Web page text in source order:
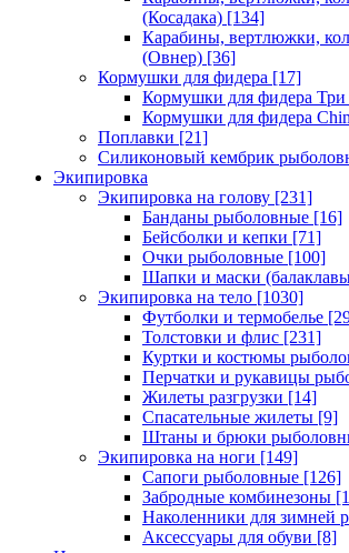
(Косадака) [134]
Карабины, вертлюжки,
(Овнер) [36]
Кормушки для фидера [17]
Кормушки для фидера Три
Кормушки для фидера
Поплавки [21]
Силиконовый кембрик
Экипировка
Экипировка на голову [231]
Банданы рыболовные [16]
Бейсболки и кепки [71]
Очки рыболовные [100]
Шапки и маски
Экипировка на тело [1030]
Футболки и термобелье
Толстовки и флис [231]
Куртки и костюмы
Перчатки и рукавицы
Жилеты разгрузки [14]
Спасательные жилеты [9]
Штаны и брюки
Экипировка на ноги [149]
Сапоги рыболовные [126]
Забродные комбинезоны
Наколенники для зимней
Аксессуары для обуви [8]